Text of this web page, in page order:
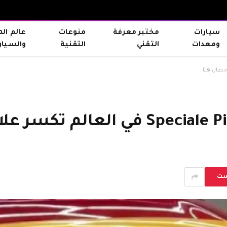
سيارات
ومعدات
مختبر معرفة
التقني
منوعات
التقنية
عالم